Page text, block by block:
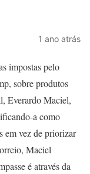
1 ano atrás
impostas pelo
sobre produtos
Everardo Maciel,
a como
em vez de priorizar
Maciel
é através da